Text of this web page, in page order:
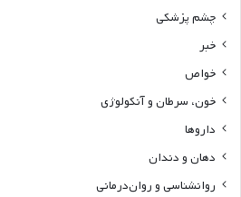
چشم پزشکی
خبر
خواص
خون، سرطان و آنکولوژی
داروها
دهان و دندان
روانشناسی و روان‌درمانی